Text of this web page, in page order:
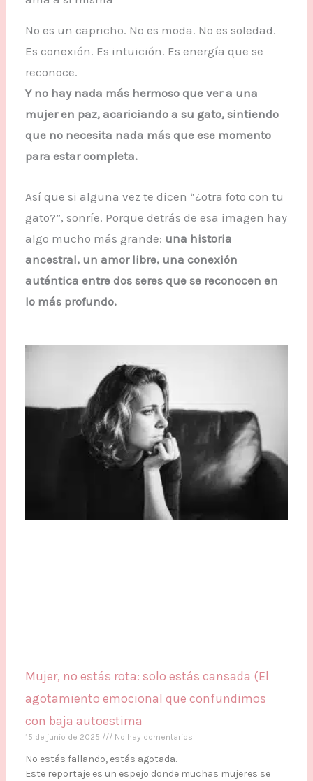
No es un capricho. No es moda. No es soledad.
Es conexión. Es intuición. Es energía que se
reconoce.
Y no hay nada más hermoso que ver a una
mujer en paz, acariciando a su gato, sintiendo
que no necesita nada más que ese momento
para estar completa.
Así que si alguna vez te dicen “¿otra foto con tu
gato?”, sonríe. Porque detrás de esa imagen hay
algo mucho más grande: una historia
ancestral, un amor libre, una conexión
auténtica entre dos seres que se reconocen en
lo más profundo.
Mujer, no estás rota: solo estás cansada (El
agotamiento emocional que confundimos
con baja autoestima
15 de junio de 2025 No hay comentarios
No estás fallando, estás agotada.
Este reportaje es un espejo donde muchas mujeres se